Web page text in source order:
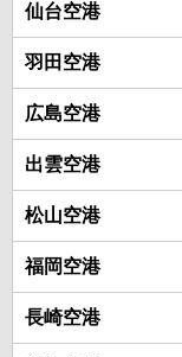
仙台空港
羽田空港
広島空港
出雲空港
松山空港
福岡空港
長崎空港